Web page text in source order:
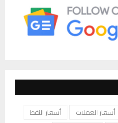
أسعار العملات
أسعار النفط